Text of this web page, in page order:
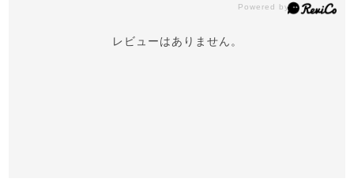
レビューはありません。